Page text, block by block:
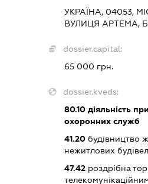
УКРАЇНА, 04053,
ВУЛИЦЯ АРТЕМА,
dossier.capital:
65 000 грн.
dossier.kveds:
80.10діяльність
охоронних служб
41.20будівництво
нежитлових
47.42роздрібна